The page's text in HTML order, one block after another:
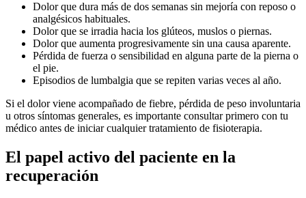
Dolor que dura más de dos semanas sin mejoría con reposo o
analgésicos habituales.
Dolor que se irradia hacia los glúteos, muslos o piernas.
Dolor que aumenta progresivamente sin una causa aparente.
Pérdida de fuerza o sensibilidad en alguna parte de la pierna o
el pie.
Episodios de lumbalgia que se repiten varias veces al año.
Si el dolor viene acompañado de fiebre, pérdida de peso involuntaria
u otros síntomas generales, es importante consultar primero con tu
médico antes de iniciar cualquier tratamiento de fisioterapia.
El papel activo del paciente en la
recuperación